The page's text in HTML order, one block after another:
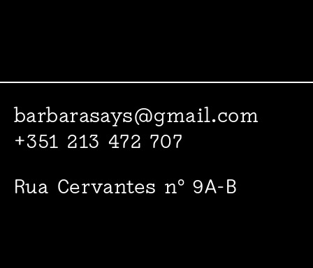
barbarasays@gmail.com
+351 213 472 707
Rua Cervantes nº 9A-B